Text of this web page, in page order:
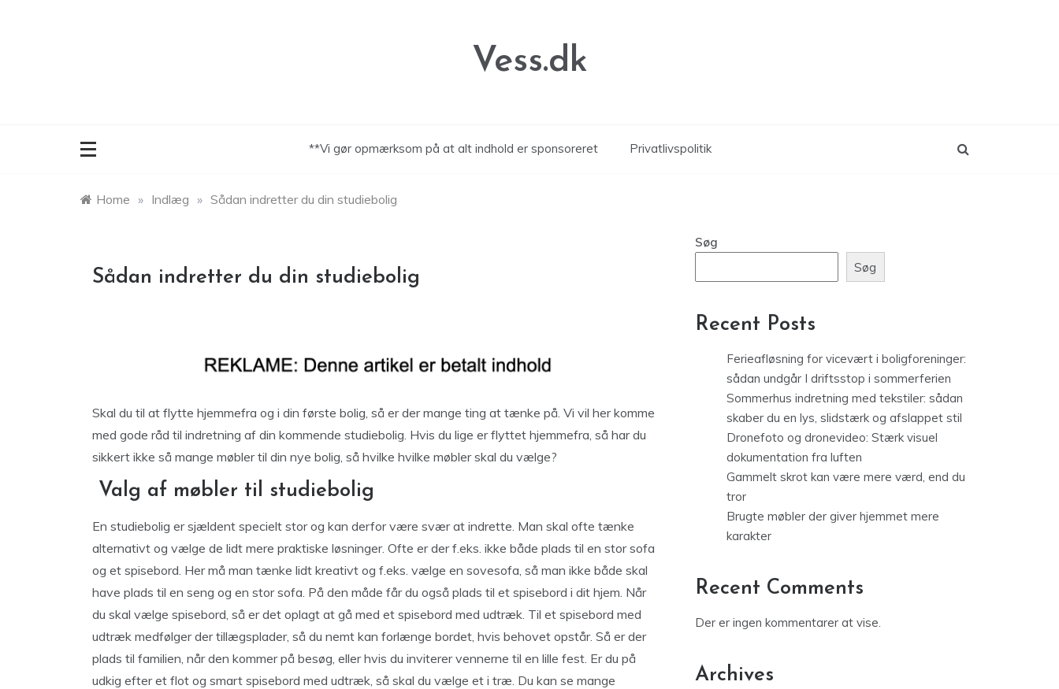
Vess.dk
**Vi gør opmærksom på at alt indhold er sponsoreret Privatlivspolitik
Home » Indlæg » Sådan indretter du din studiebolig
Sådan indretter du din studiebolig
Skal du til at flytte hjemmefra og i din første bolig, så er der mange ting at tænke på. Vi vil her komme
med gode råd til indretning af din kommende studiebolig. Hvis du lige er flyttet hjemmefra, så har du
sikkert ikke så mange møbler til din nye bolig, så hvilke hvilke møbler skal du vælge?
Valg af møbler til studiebolig
En studiebolig er sjældent specielt stor og kan derfor være svær at indrette. Man skal ofte tænke
alternativt og vælge de lidt mere praktiske løsninger. Ofte er der f.eks. ikke både plads til en stor sofa
og et spisebord. Her må man tænke lidt kreativt og f.eks. vælge en sovesofa, så man ikke både skal
have plads til en seng og en stor sofa. På den måde får du også plads til et spisebord i dit hjem. Når
du skal vælge spisebord, så er det oplagt at gå med et spisebord med udtræk. Til et spisebord med
udtræk medfølger der tillægsplader, så du nemt kan forlænge bordet, hvis behovet opstår. Så er der
plads til familien, når den kommer på besøg, eller hvis du inviterer vennerne til en lille fest. Er du på
udkig efter et flot og smart spisebord med udtræk, så skal du vælge et i træ. Du kan se mange
Søg
Søg
Recent Posts
Ferieafløsning for vicevært i boligforeninger:
sådan undgår I driftsstop i sommerferien
Sommerhus indretning med tekstiler: sådan
skaber du en lys, slidstærk og afslappet stil
Dronefoto og dronevideo: Stærk visuel
dokumentation fra luften
Gammelt skrot kan være mere værd, end du
tror
Brugte møbler der giver hjemmet mere
karakter
Recent Comments
Der er ingen kommentarer at vise.
Archives